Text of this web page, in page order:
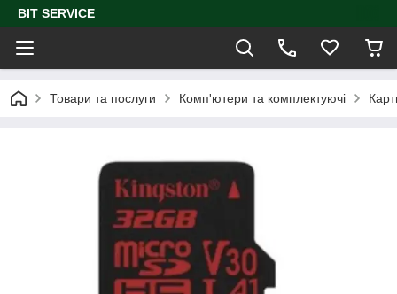
BIT SERVICE
Товари та послуги Комп'ютери та комплектуючі